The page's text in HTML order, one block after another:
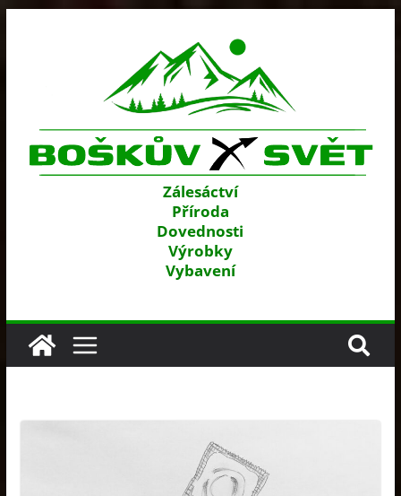
Zálesáctví
Příroda
Dovednosti
Výrobky
Vybavení